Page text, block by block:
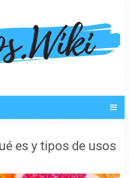
es y tipos de usos